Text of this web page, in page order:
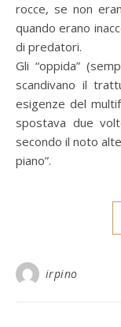
rocce, se non
quando erano
di predatori.
Gli “oppida”
scandivano il
esigenze del
spostava due
secondo il noto
piano”.
irpino